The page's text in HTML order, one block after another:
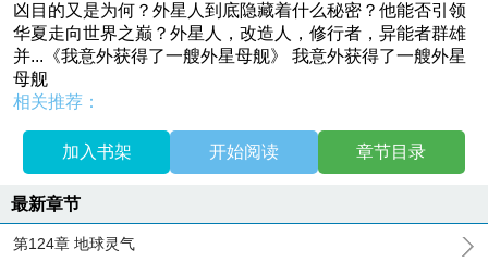
凶目的又是为何？外星人到底隐藏着什么秘密？他能否引领
华夏走向世界之巅？外星人，改造人，修行者，异能者群雄
并...《我意外获得了一艘外星母舰》 我意外获得了一艘外星
母舰
相关推荐：
加入书架 开始阅读 章节目录
最新章节
第124章 地球灵气